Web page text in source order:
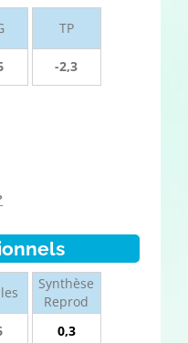
TP
-2,3
Synthèse
Reprod
0,3